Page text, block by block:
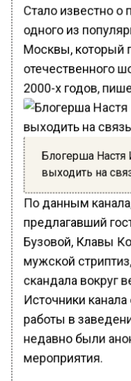
Стало известно о
одного из
Москвы, который
отечественного
2000-х годов,
Блогерша Настя
выходить на
По данным
предлагавший
Бузовой, Клавы
мужской
скандала вокруг
Источники
работы в
недавно были
мероприятия.